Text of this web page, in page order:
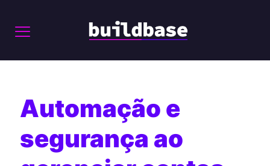
Automação e
segurança ao